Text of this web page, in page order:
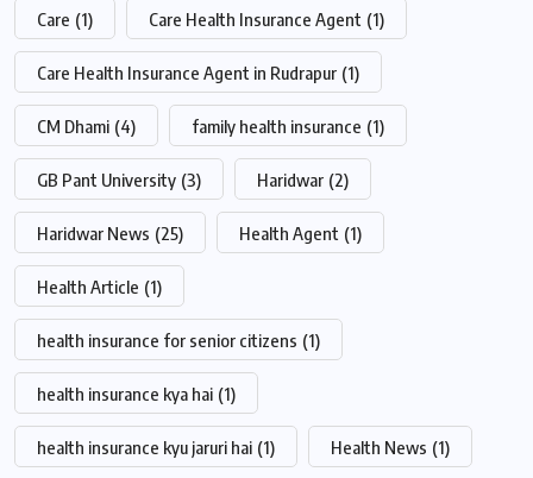
Care (1) Care Health Insurance Agent (1)
Care Health Insurance Agent in Rudrapur (1)
CM Dhami (4) family health insurance (1)
GB Pant University (3) Haridwar (2)
Haridwar News (25) Health Agent (1)
Health Article (1)
health insurance for senior citizens (1)
health insurance kya hai (1)
health insurance kyu jaruri hai (1) Health News (1)